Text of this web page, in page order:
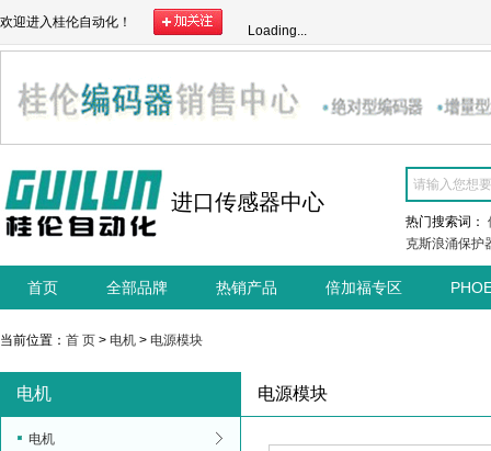
欢迎进入桂伦自动化！
Loading...
进口传感器中心
热门搜索词：
克斯浪涌保护
首页 全部品牌 热销产品 倍加福专区
当前位置： 首 页 > 电机 > 电源模块
电机
电机
电源模块